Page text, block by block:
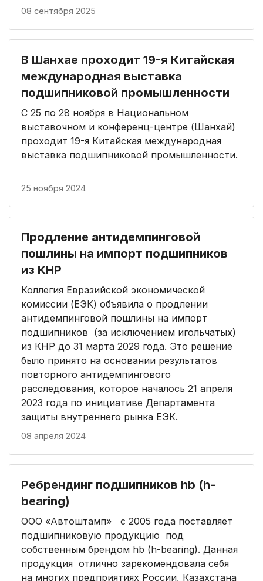
08 сентября 2025
В Шанхае проходит 19-я Китайская
международная выставка
подшипниковой промышленности
С 25 по 28 ноября в Национальном
выставочном и конференц-центре (Шанхай)
проходит 19-я Китайская международная
выставка подшипниковой промышленности.
25 ноября 2024
Продление антидемпинговой
пошлины на импорт подшипников
из КНР
Коллегия Евразийской экономической
комиссии (ЕЭК) объявила о продлении
антидемпинговой пошлины на импорт
подшипников (за исключением игольчатых)
из КНР до 31 марта 2029 года. Это решение
было принято на основании результатов
повторного антидемпингового
расследования, которое началось 21 апреля
2023 года по инициативе Департамента
защиты внутреннего рынка ЕЭК.
08 апреля 2024
Ребрендинг подшипников hb (h-
bearing)
ООО «Автоштамп» с 2005 года поставляет
подшипниковую продукцию под
собственным брендом hb (h-bearing). Данная
продукция отлично зарекомендовала себя
на многих предприятиях России, Казахстана